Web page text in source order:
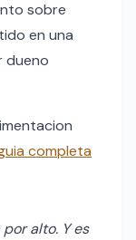
sobre
en una
dueno
completa
alto. Y es